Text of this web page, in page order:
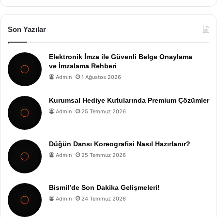
Son Yazılar
Elektronik İmza ile Güvenli Belge Onaylama
ve İmzalama Rehberi
Admin 1 Ağustos 2026
Kurumsal Hediye Kutularında Premium Çözümler
Admin 25 Temmuz 2026
Düğün Dansı Koreografisi Nasıl Hazırlanır?
Admin 25 Temmuz 2026
Bismil’de Son Dakika Gelişmeleri!
Admin 24 Temmuz 2026